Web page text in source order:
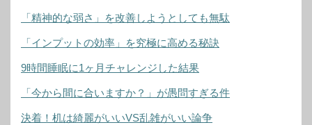
「精神的な弱さ」を改善しようとしても無駄
「インプットの効率」を究極に高める秘訣
9時間睡眠に1ヶ月チャレンジした結果
「今から間に合いますか？」が愚問すぎる件
決着！机は綺麗がいいVS乱雑がいい論争